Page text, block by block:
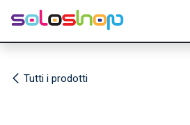
Passa al contenuto
Tutti i prodotti